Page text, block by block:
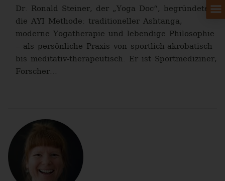
Dr. Ronald Steiner, der „Yoga Doc“, begründete
die AYI Methode: traditioneller Ashtanga,
moderne Yogatherapie und lebendige Philosophie
– als persönliche Praxis von sportlich-akrobatisch
bis meditativ-therapeutisch. Er ist Sportmediziner,
Forscher...